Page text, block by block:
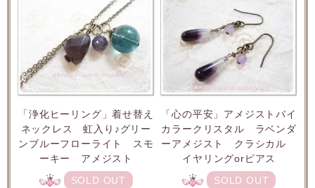
「浄化ヒーリング」着せ替え
ネックレス 虹入り♪グリー
ンブルーフローライト スモ
ーキー アメジスト
SOLD OUT
「心の平安」アメジストバイ
カラークリスタル ラベンダ
ーアメジスト クラシカル
イヤリングorピアス
SOLD OUT